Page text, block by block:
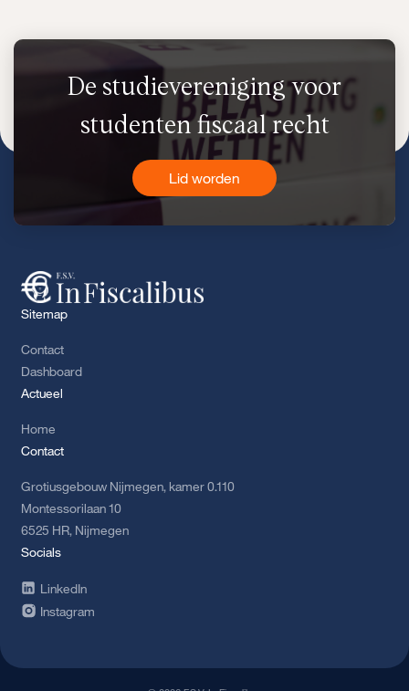
De studievereniging voor
studenten fiscaal recht
Lid worden
Sitemap
Contact
Dashboard
Actueel
Home
Contact
Grotiusgebouw Nijmegen, kamer 0.110
Montessorilaan 10
6525 HR, Nijmegen
Socials
LinkedIn
Instagram